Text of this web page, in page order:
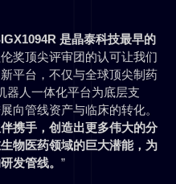
是晶泰科技最早的
伦奖顶尖评审团的认可让我们
平台，不仅与全球顶尖制药
器人一体化平台为底层支
向管线资产与临床的转化。
携手， 创造出更多伟大的分
物医药领域的巨大潜能，为
发管线。 ”